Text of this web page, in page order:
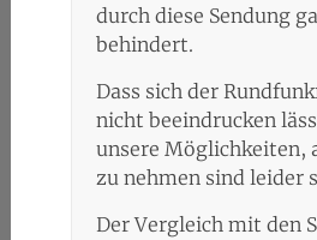
durch diese Sendung
behindert.
Dass sich der
nicht beeindrucken
unsere Möglichkeiten,
zu nehmen sind leider
Der Vergleich mit den